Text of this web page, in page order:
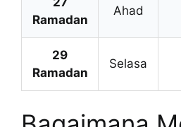
Ramadan
Ahad
29
Ramadan
Selasa